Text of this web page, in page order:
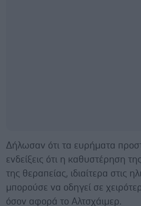
Δήλωσαν ότι τα ευρήματα
ενδείξεις ότι η καθυστέρηση
της θεραπείας, ιδιαίτερα στις
μπορούσε να οδηγεί σε
όσον αφορά το Αλτσχάιμερ.